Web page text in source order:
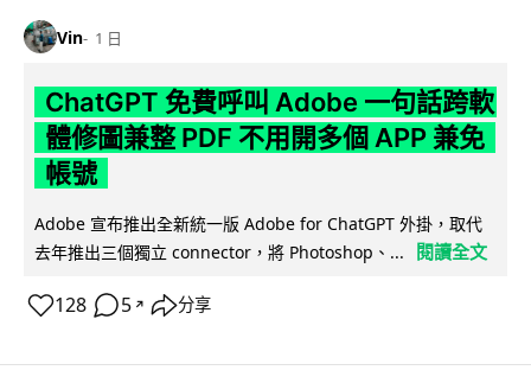
Vin 1 日
ChatGPT 免費呼叫 Adobe 一句話跨軟
體修圖兼整 PDF 不用開多個 APP 兼免
帳號
Adobe 宣布推出全新統一版 Adobe for ChatGPT 外掛，取代
去年推出三個獨立 connector，將 Photoshop、...
閱讀全文
128 5 ↗ 分享